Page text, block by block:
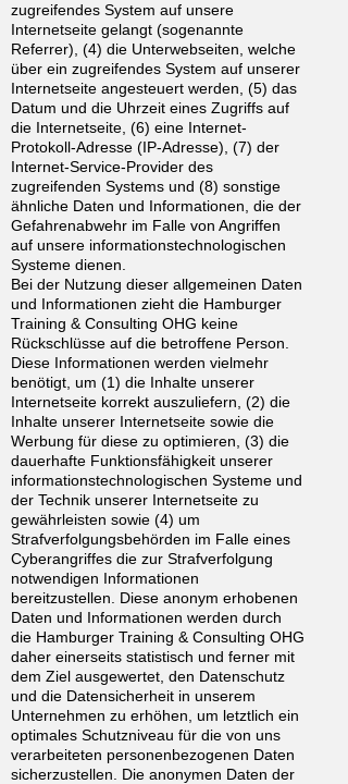
zugreifendes System auf unsere
Internetseite gelangt (sogenannte
Referrer), (4) die Unterwebseiten, welche
über ein zugreifendes System auf unserer
Internetseite angesteuert werden, (5) das
Datum und die Uhrzeit eines Zugriffs auf
die Internetseite, (6) eine Internet-
Protokoll-Adresse (IP-Adresse), (7) der
Internet-Service-Provider des
zugreifenden Systems und (8) sonstige
ähnliche Daten und Informationen, die der
Gefahrenabwehr im Falle von Angriffen
auf unsere informationstechnologischen
Systeme dienen.
Bei der Nutzung dieser allgemeinen Daten
und Informationen zieht die Hamburger
Training & Consulting OHG keine
Rückschlüsse auf die betroffene Person.
Diese Informationen werden vielmehr
benötigt, um (1) die Inhalte unserer
Internetseite korrekt auszuliefern, (2) die
Inhalte unserer Internetseite sowie die
Werbung für diese zu optimieren, (3) die
dauerhafte Funktionsfähigkeit unserer
informationstechnologischen Systeme und
der Technik unserer Internetseite zu
gewährleisten sowie (4) um
Strafverfolgungsbehörden im Falle eines
Cyberangriffes die zur Strafverfolgung
notwendigen Informationen
bereitzustellen. Diese anonym erhobenen
Daten und Informationen werden durch
die Hamburger Training & Consulting OHG
daher einerseits statistisch und ferner mit
dem Ziel ausgewertet, den Datenschutz
und die Datensicherheit in unserem
Unternehmen zu erhöhen, um letztlich ein
optimales Schutzniveau für die von uns
verarbeiteten personenbezogenen Daten
sicherzustellen. Die anonymen Daten der